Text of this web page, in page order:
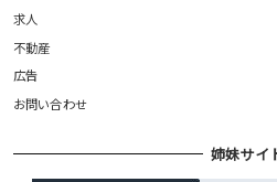
求人
不動産
広告
お問い合わせ
姉妹サイ